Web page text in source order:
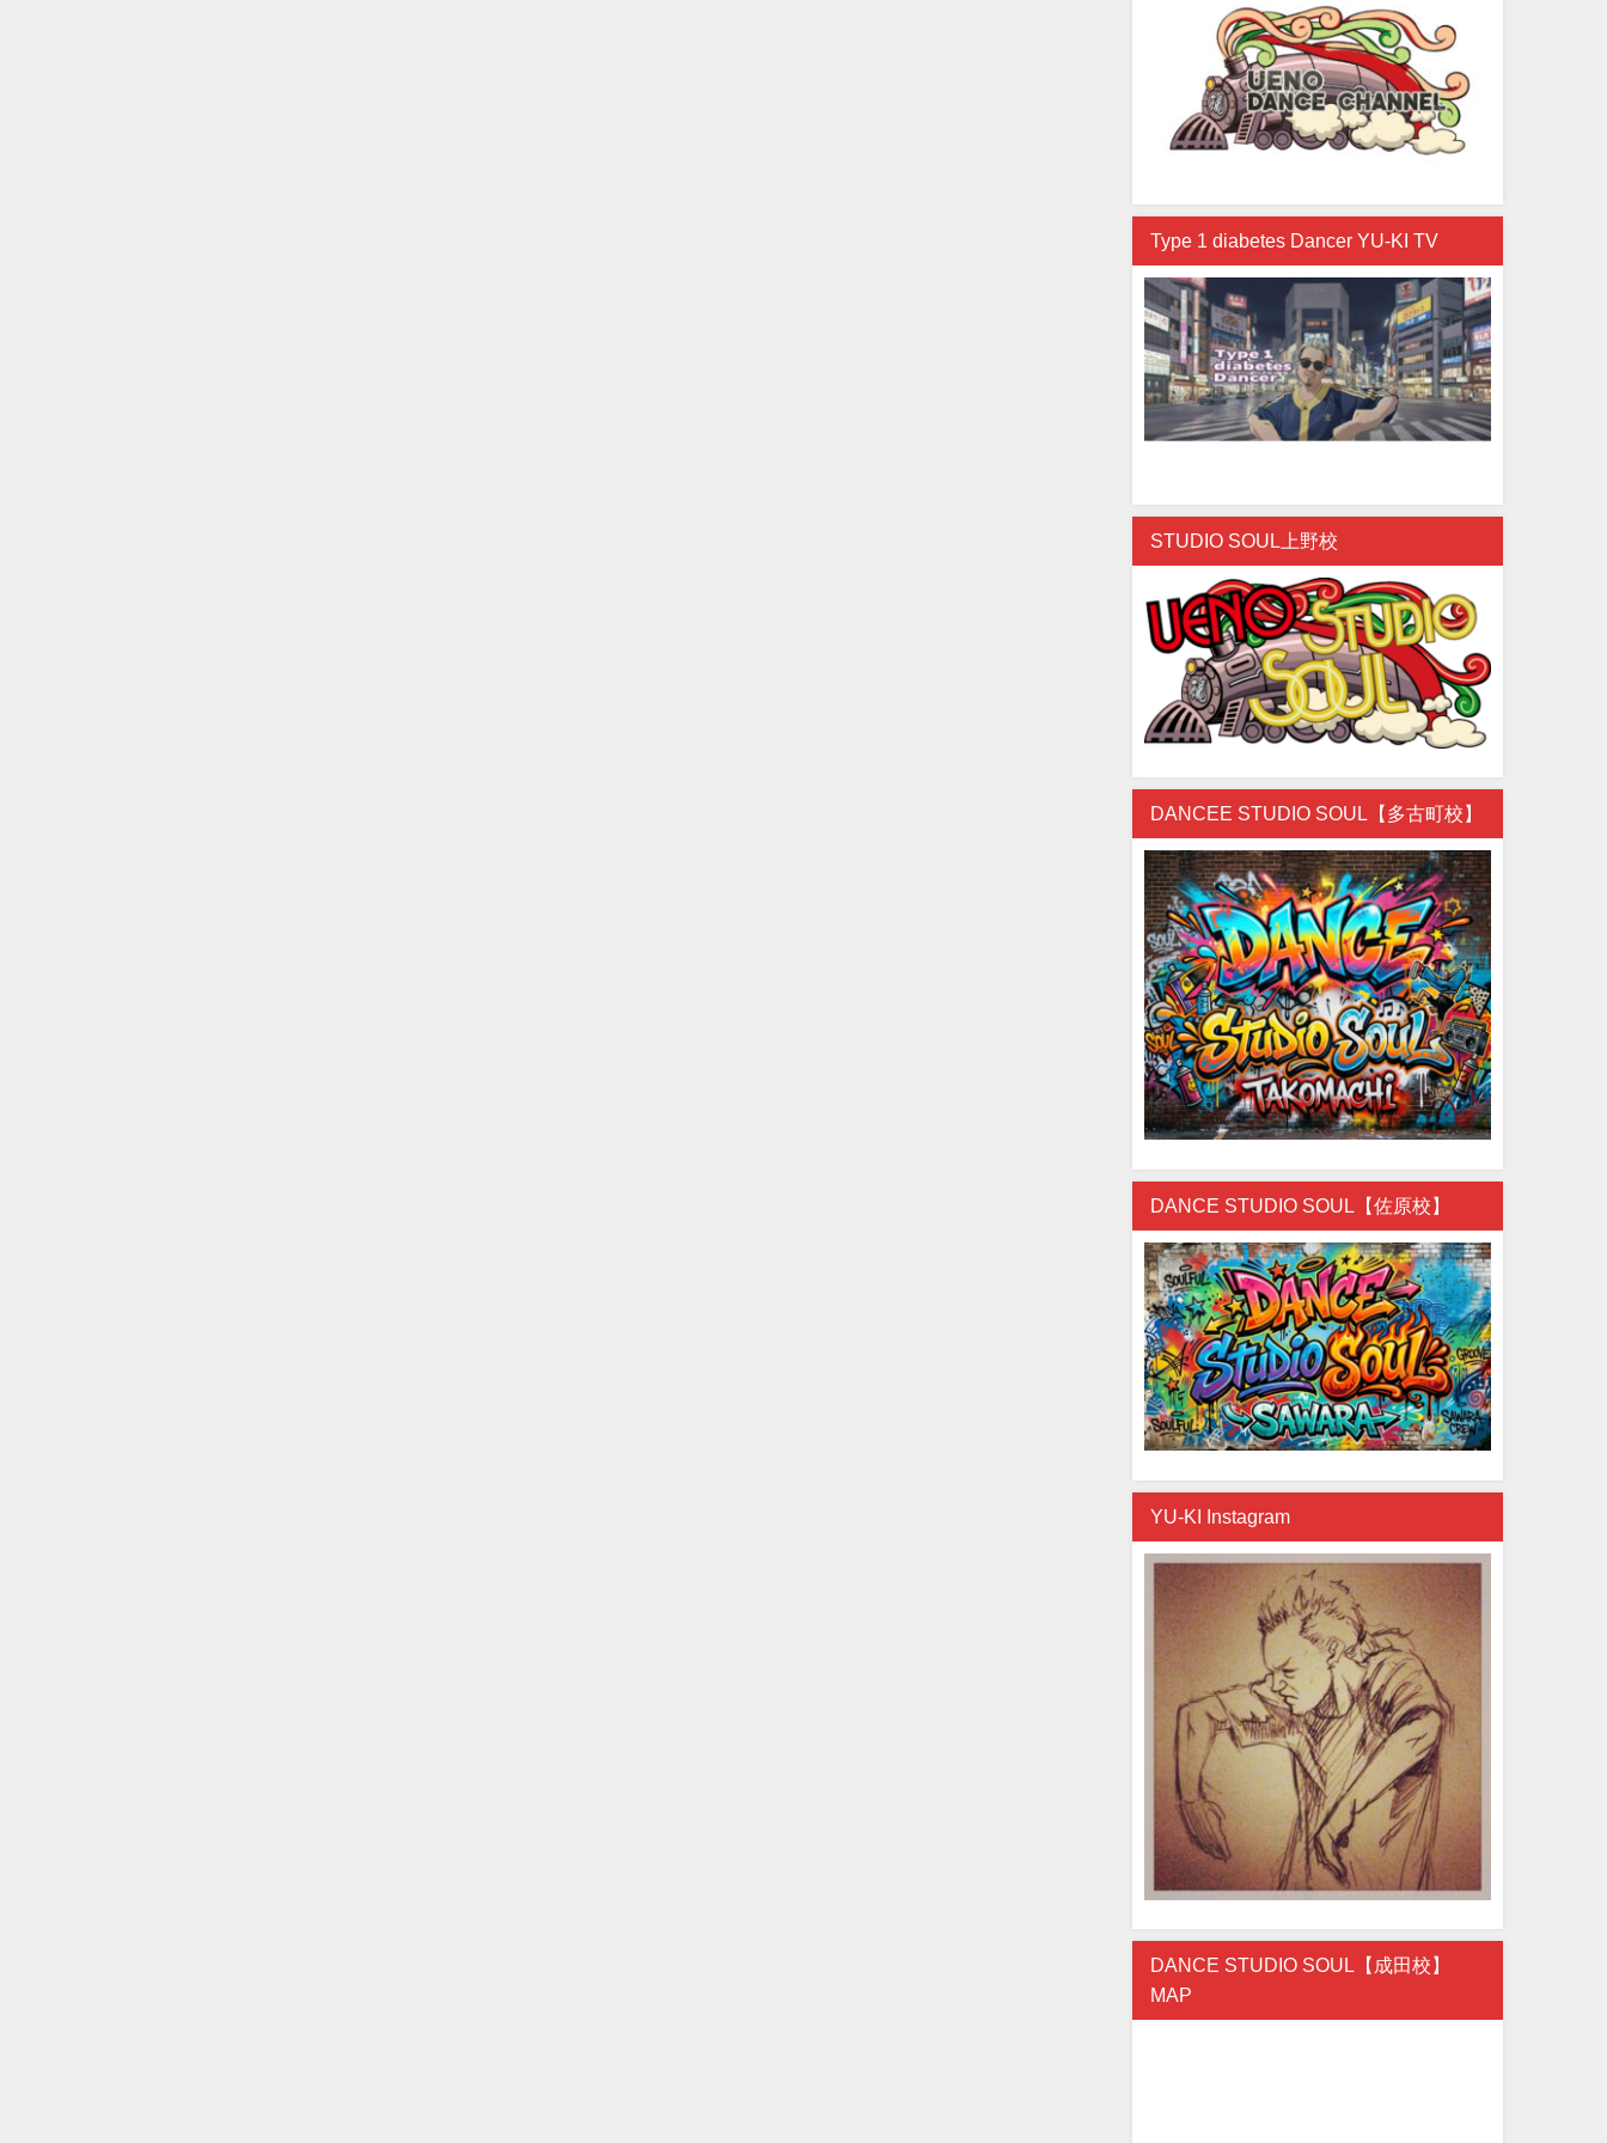
Type 1 diabetes Dancer YU-KI TV
STUDIO SOUL上野校
DANCEE STUDIO SOUL【多古町校】
DANCE STUDIO SOUL【佐原校】
YU-KI Instagram
DANCE STUDIO SOUL【成田校】
MAP